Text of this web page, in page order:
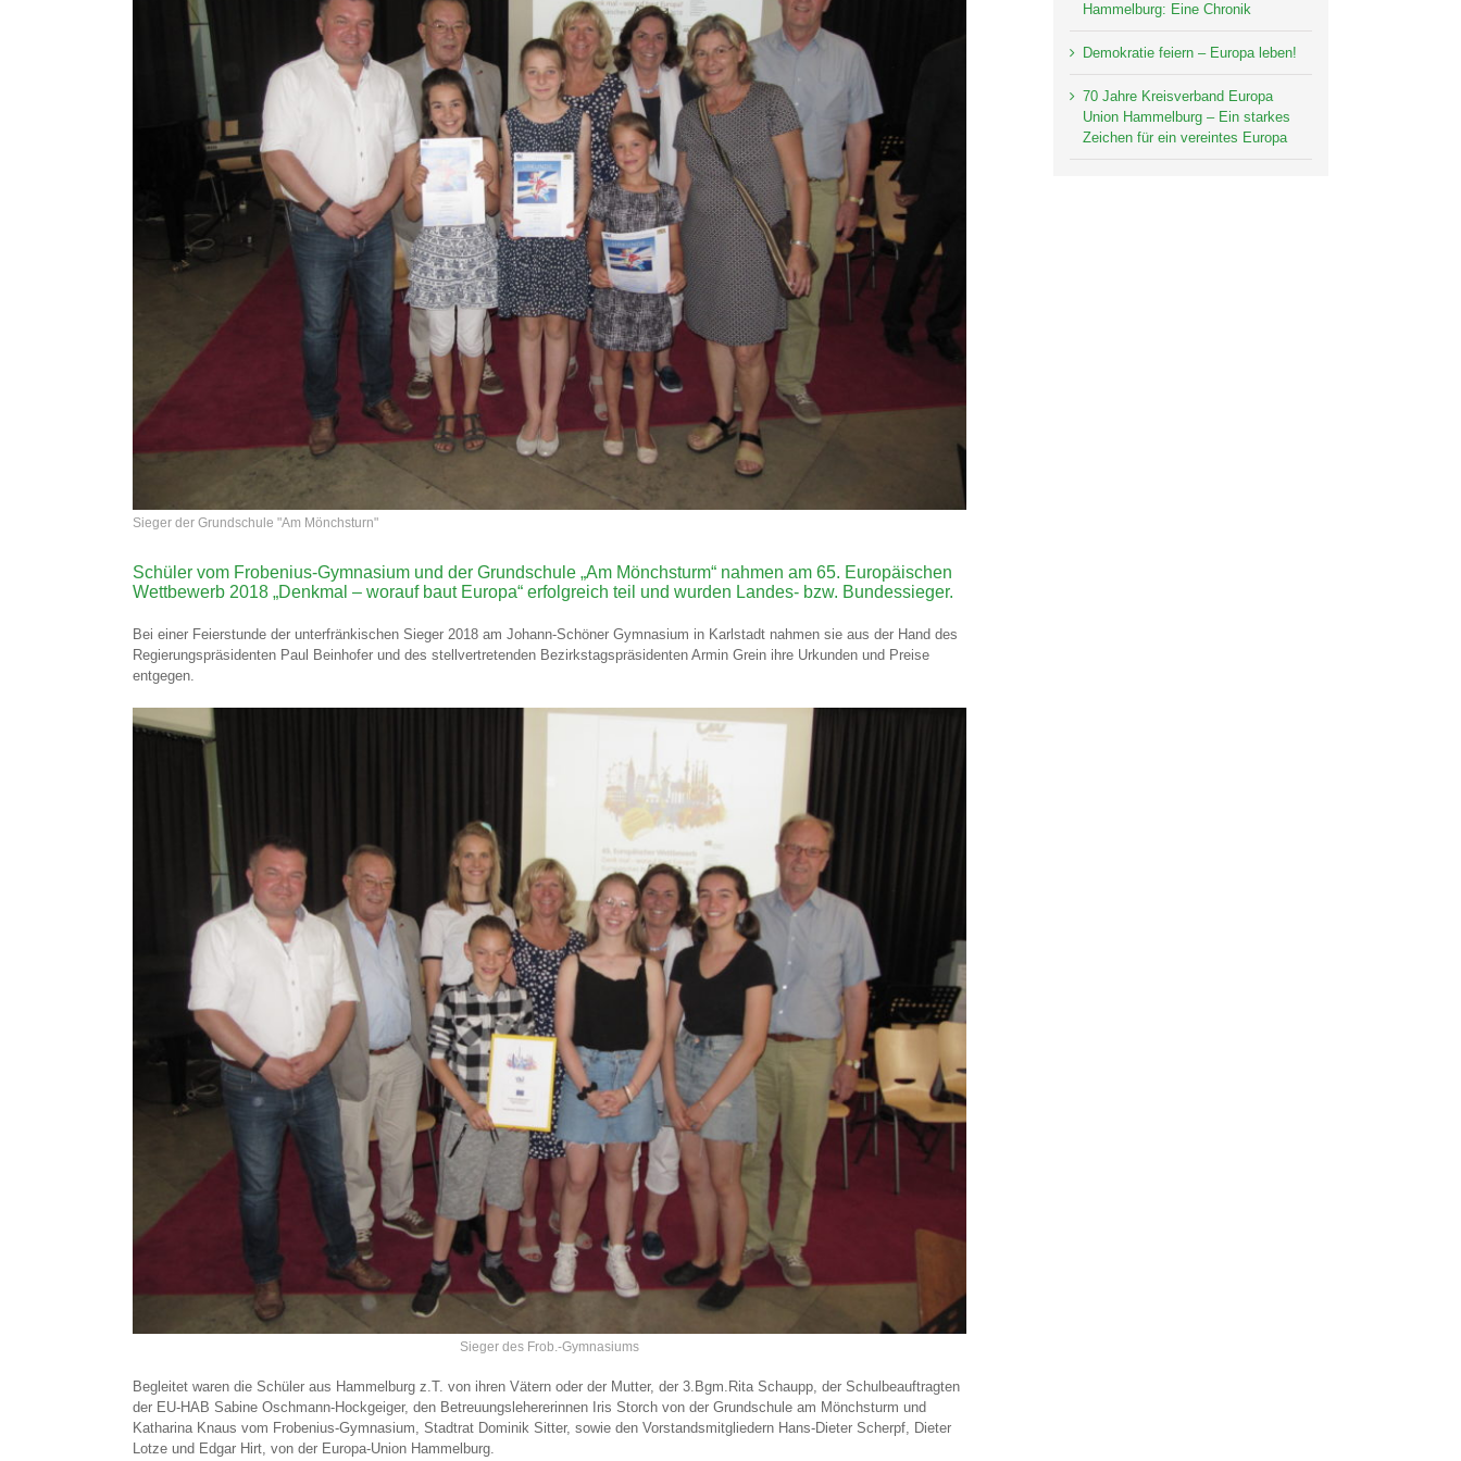
Sieger der Grundschule "Am Mönchsturn"
Schüler vom Frobenius-Gymnasium und der Grundschule „Am Mönchsturm“ nahmen am 65. Europäischen
Wettbewerb 2018 „Denkmal – worauf baut Europa“ erfolgreich teil und wurden Landes- bzw. Bundessieger.
Bei einer Feierstunde der unterfränkischen Sieger 2018 am Johann-Schöner Gymnasium in Karlstadt nahmen sie aus der Hand des
Regierungspräsidenten Paul Beinhofer und des stellvertretenden Bezirkstagspräsidenten Armin Grein ihre Urkunden und Preise
entgegen.
Sieger des Frob.-Gymnasiums
Begleitet waren die Schüler aus Hammelburg z.T. von ihren Vätern oder der Mutter, der 3.Bgm.Rita Schaupp, der Schulbeauftragten
der EU-HAB Sabine Oschmann-Hockgeiger, den Betreuungslehererinnen Iris Storch von der Grundschule am Mönchsturm und
Katharina Knaus vom Frobenius-Gymnasium, Stadtrat Dominik Sitter, sowie den Vorstandsmitgliedern Hans-Dieter Scherpf, Dieter
Lotze und Edgar Hirt, von der Europa-Union Hammelburg.
Hammelburg: Eine Chronik
Demokratie feiern – Europa leben!
70 Jahre Kreisverband Europa
Union Hammelburg – Ein starkes
Zeichen für ein vereintes Europa